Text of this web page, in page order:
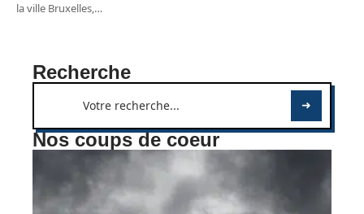
la ville Bruxelles,…
Recherche
Nos coups de coeur